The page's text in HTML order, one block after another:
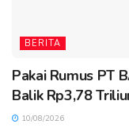
BERITA
Pakai Rumus PT
Balik Rp3,78
10/08/2026